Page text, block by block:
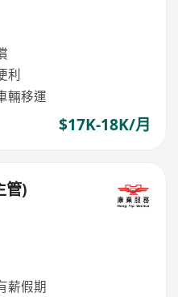
利
輛移運
$17K-18K/月
管)
薪假期